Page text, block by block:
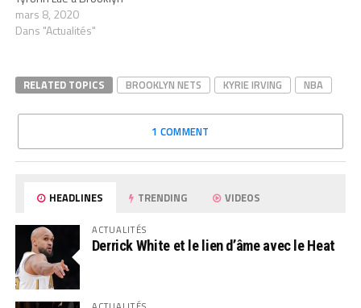
mars 8, 2020
Dans "Actualités"
RELATED TOPICS BROOKLYN NETS KYRIE IRVING NBA
1 COMMENT
HEADLINES TRENDING VIDEOS
ACTUALITÉS
Derrick White et le lien d’âme avec le Heat